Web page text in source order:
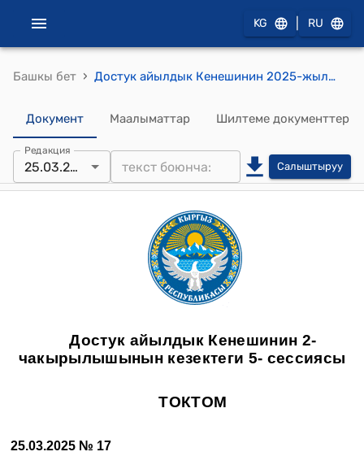
KG RU
Башкы бет › Достук айылдык Кенешинин 2025-жылдын 25-мартындагы №17 Достук айыл өкмөтүнө караштуу Х.Иминжанов көчөсүнүн тургуну Исакова Барнохон Собиржоновнанын 2025-жылдын 7-март айындагы, жеке менчик болгон турак жай багытындагы 348,0 чарчы метр жер тилкесинин ичинен 150,0 чарчы метр жер тилкесинин багытын коммерциялык дүкөн багыты кылып өзгөртүү менен жазган арызын карап чыгуу жөнүндө токтому
Документ Маалыматтар Шилтеме документтер
Редакция
25.03.2025 Салыштыруу